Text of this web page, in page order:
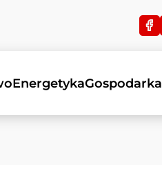
EnergetykaGospodarka